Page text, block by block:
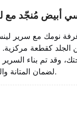
نومك مع سرير لينسي
كقطعة مركزية.
وقد تم بناء
لضمان المتانة والدعم على المدى الطويل.